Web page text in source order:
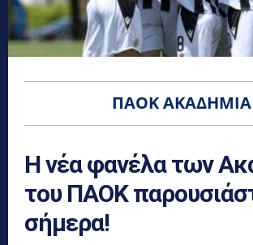
ΠΑΟΚ ΑΚΑΔΗΜΊΑ
Η νέα φανέλα των
του ΠΑΟΚ
σήμερα!